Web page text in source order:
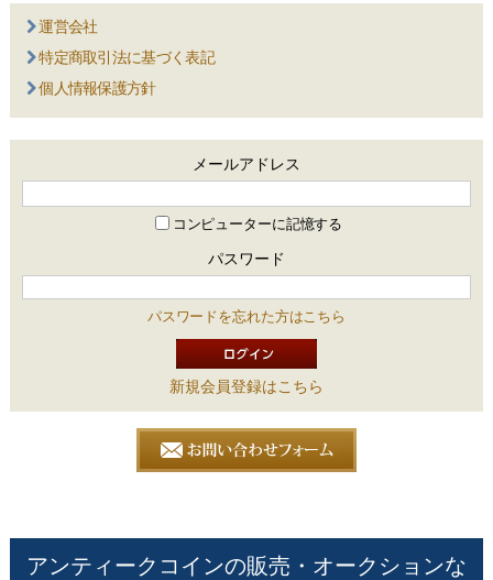
運営会社
特定商取引法に基づく表記
個人情報保護方針
メールアドレス
コンピューターに記憶する
パスワード
パスワードを忘れた方はこちら
新規会員登録はこちら
アンティークコインの販売・オークションな